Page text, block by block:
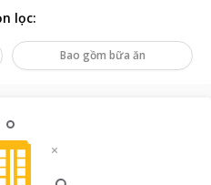
lọc:
Bao gồm bữa ăn